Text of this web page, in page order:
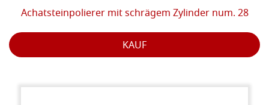
Achatsteinpolierer mit schrägem Zylinder num. 28
KAUF